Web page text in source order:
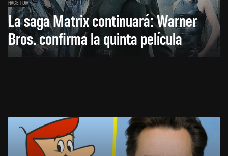
HACE 1 DÍA
La saga Matrix continuará: Warner
Bros. confirma la quinta película